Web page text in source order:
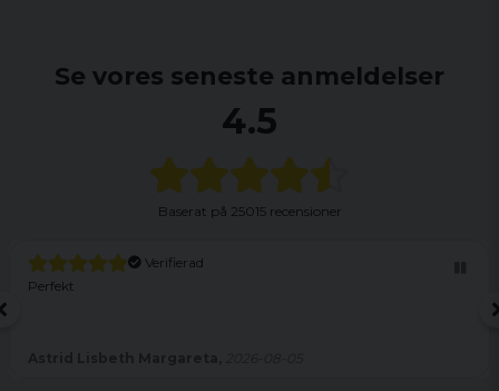
Se vores seneste anmeldelser
4.5
Baserat på 25015 recensioner
Verifierad
Perfekt